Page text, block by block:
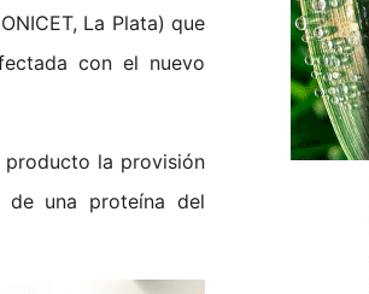
La Plata) que
con el nuevo
producto la provisión
una proteína del